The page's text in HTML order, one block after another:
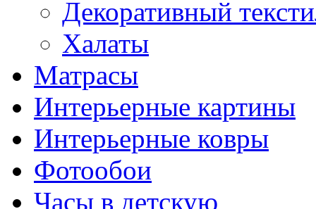
Декоративный
Халаты
Матрасы
Интерьерные картины
Интерьерные ковры
Фотообои
Часы в детскую